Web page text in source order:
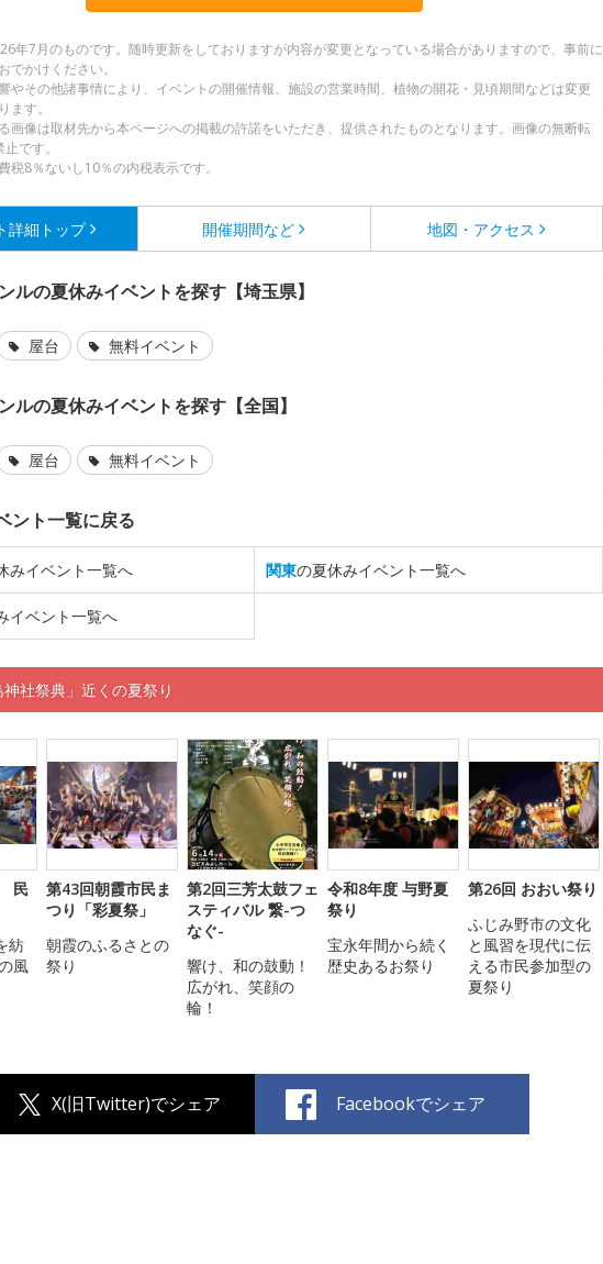
年7月のものです。随時更新をしておりますが内容が変更となっている場合がありますので、事前に
でかけください。
やその他諸事情により、イベントの開催情報、施設の営業時間、植物の開花・見頃期間などは変更
ます。
画像は取材先から本ページへの掲載の許諾をいただき、提供されたものとなります。画像の無断転
です。
税8％ないし10％の内税表示です。
詳細 トップ 開催期間など 地図・アクセス
ルの夏休みイベントを探す【埼玉県】
屋台 無料イベント
ルの夏休みイベントを探す【全国】
屋台 無料イベント
ント一覧に戻る
みイベント一覧へ 関東の夏休みイベント一覧へ
イベント一覧へ
神社祭典」近くの夏祭り
民
紡
風
第43回朝霞市民ま
つり「彩夏祭」
朝霞のふるさとの
祭り
第2回三芳太鼓フェ
スティバル 繋-つ
なぐ-
響け、和の鼓動！
広がれ、笑顔の
輪！
令和8年度 与野夏
祭り
宝永年間から続く
歴史あるお祭り
第26回 おおい祭り
ふじみ野市の文化
と風習を現代に伝
える市民参加型の
夏祭り
X(旧Twitter)でシェア Facebookでシェア